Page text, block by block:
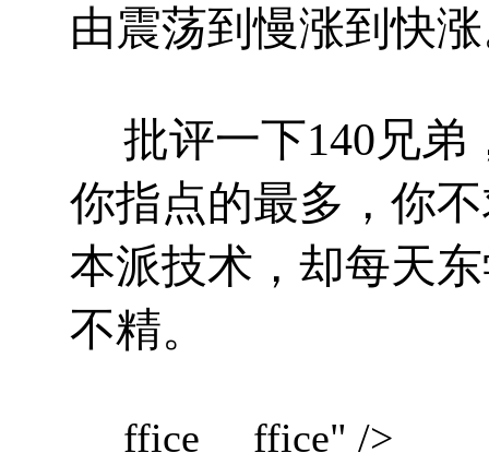
由震荡到慢涨到快
批评一下140 兄弟
你指点的最多，你
本派技术，却每天
不精。
ffice
ffice" />